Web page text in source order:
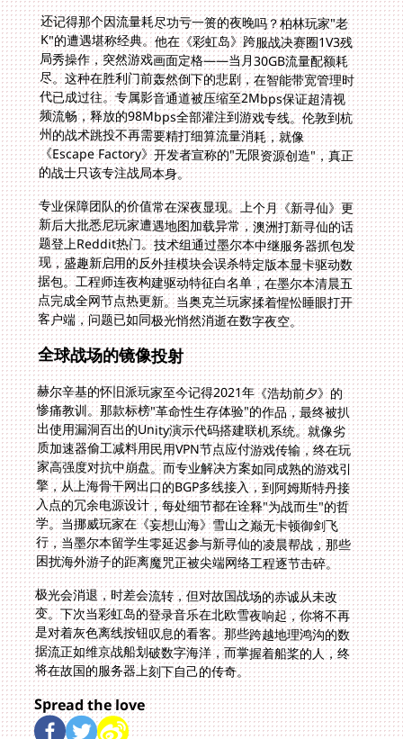
还记得那个因流量耗尽功亏一篑的夜晚吗？柏林玩家"老
K"的遭遇堪称经典。他在《彩虹岛》跨服战决赛圈1V3残
局秀操作，突然游戏画面定格——当月30GB流量配额耗
尽。这种在胜利门前轰然倒下的悲剧，在智能带宽管理时
代已成过往。专属影音通道被压缩至2Mbps保证超清视
频流畅，释放的98Mbps全部灌注到游戏专线。伦敦到杭
州的战术跳投不再需要精打细算流量消耗，就像
《Escape Factory》开发者宣称的"无限资源创造"，真正
的战士只该专注战局本身。
专业保障团队的价值常在深夜显现。上个月《新寻仙》更
新后大批悉尼玩家遭遇地图加载异常，澳洲打新寻仙的话
题登上Reddit热门。技术组通过墨尔本中继服务器抓包发
现，盛趣新启用的反外挂模块会误杀特定版本显卡驱动数
据包。工程师连夜构建驱动特征白名单，在墨尔本清晨五
点完成全网节点热更新。当奥克兰玩家揉着惺忪睡眼打开
客户端，问题已如同极光悄然消逝在数字夜空。
全球战场的镜像投射
赫尔辛基的怀旧派玩家至今记得2021年《浩劫前夕》的
惨痛教训。那款标榜"革命性生存体验"的作品，最终被扒
出使用漏洞百出的Unity演示代码搭建联机系统。就像劣
质加速器偷工减料用民用VPN节点应付游戏传输，终在玩
家高强度对抗中崩盘。而专业解决方案如同成熟的游戏引
擎，从上海骨干网出口的BGP多线接入，到阿姆斯特丹接
入点的冗余电源设计，每处细节都在诠释"为战而生"的哲
学。当挪威玩家在《妄想山海》雪山之巅无卡顿御剑飞
行，当墨尔本留学生零延迟参与新寻仙的凌晨帮战，那些
困扰海外游子的距离魔咒正被尖端网络工程逐节击碎。
极光会消退，时差会流转，但对故国战场的赤诚从未改
变。下次当彩虹岛的登录音乐在北欧雪夜响起，你将不再
是对着灰色离线按钮叹息的看客。那些跨越地理鸿沟的数
据流正如维京战船划破数字海洋，而掌握着船桨的人，终
将在故国的服务器上刻下自己的传奇。
Spread the love